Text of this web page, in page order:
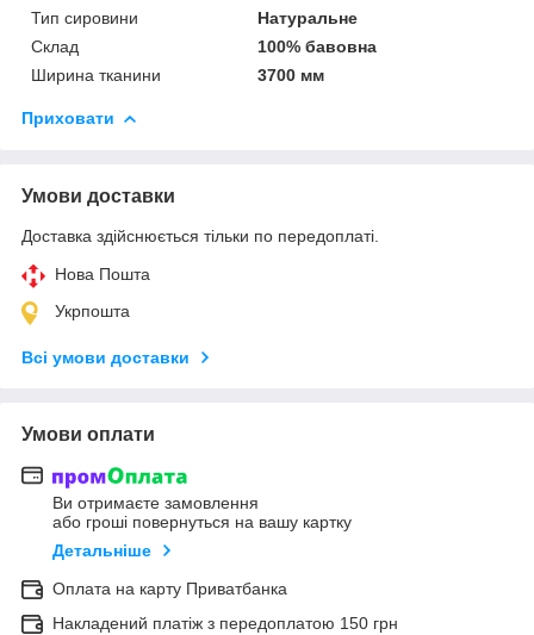
Тип сировини
Натуральне
Склад
100% бавовна
Ширина тканини
3700 мм
Приховати
Умови доставки
Доставка здійснюється тільки по передоплаті.
Нова Пошта
Укрпошта
Всі умови доставки
Умови оплати
Ви отримаєте замовлення
або гроші повернуться на вашу картку
Детальніше
Оплата на карту Приватбанка
Накладений платіж з передоплатою 150 грн